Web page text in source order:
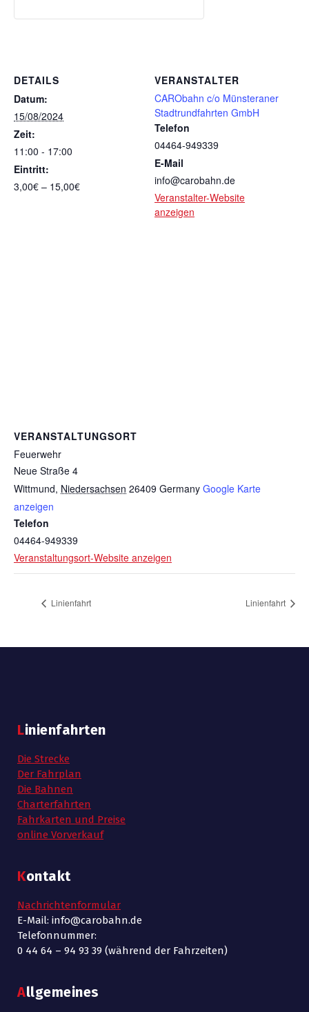
DETAILS
Datum:
15/08/2024
Zeit:
11:00 - 17:00
Eintritt:
3,00€ – 15,00€
VERANSTALTER
CARObahn c/o Münsteraner
Stadtrundfahrten GmbH
Telefon
04464-949339
E-Mail
info@carobahn.de
Veranstalter-Website
anzeigen
VERANSTALTUNGSORT
Feuerwehr
Neue Straße 4
Wittmund, Niedersachsen 26409 Germany Google Karte
anzeigen
Telefon
04464-949339
Veranstaltungsort-Website anzeigen
Linienfahrt Linienfahrt
Linienfahrten
Die Strecke
Der Fahrplan
Die Bahnen
Charterfahrten
Fahrkarten und Preise
online Vorverkauf
Kontakt
Nachrichtenformular
E-Mail: info@carobahn.de
Telefonnummer:
0 44 64 – 94 93 39 (während der Fahrzeiten)
Allgemeines